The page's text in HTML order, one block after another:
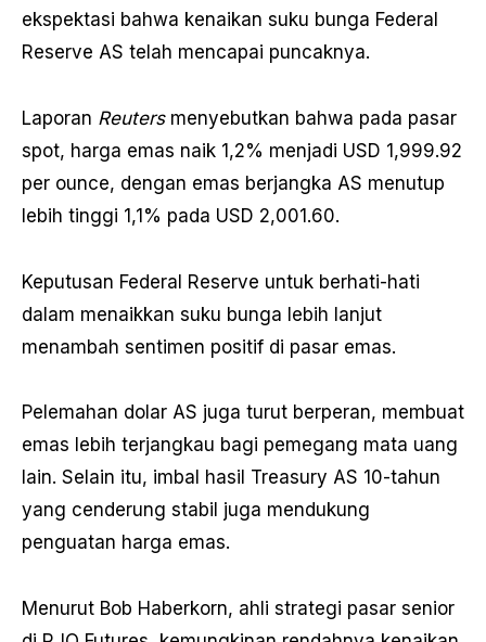
ekspektasi bahwa kenaikan suku bunga Federal
Reserve AS telah mencapai puncaknya.
Laporan Reutersmenyebutkan bahwa pada pasar
spot, harga emas naik 1,2% menjadi USD 1,999.92
per ounce, dengan emas berjangka AS menutup
lebih tinggi 1,1% pada USD 2,001.60.
Keputusan Federal Reserve untuk berhati-hati
dalam menaikkan suku bunga lebih lanjut
menambah sentimen positif di pasar emas.
Pelemahan dolar AS juga turut berperan, membuat
emas lebih terjangkau bagi pemegang mata uang
lain. Selain itu, imbal hasil Treasury AS 10-tahun
yang cenderung stabil juga mendukung
penguatan harga emas.
Menurut Bob Haberkorn, ahli strategi pasar senior